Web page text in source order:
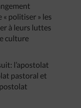
« politiser » les
à leurs luttes
culture
l’apostolat
pastoral et